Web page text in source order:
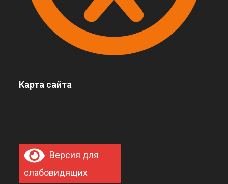
Карта сайта
Версия для
слабовидящих